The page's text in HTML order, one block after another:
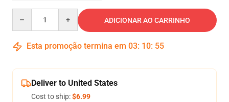
ADICIONAR AO CARRINHO
Esta promoção termina em 03: 10: 54
Deliver to United States
Cost to ship:$6.99